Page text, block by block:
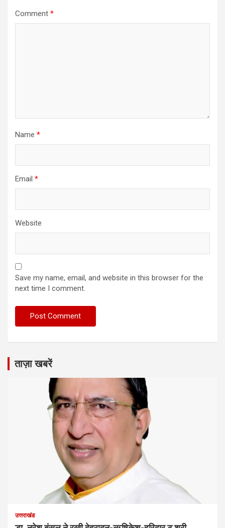
Comment *
Name *
Email *
Website
Save my name, email, and website in this browser for the
next time I comment.
ताज़ा खबरें
उत्तराखंड